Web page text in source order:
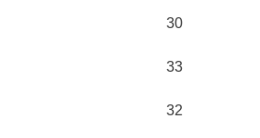
30
33
32